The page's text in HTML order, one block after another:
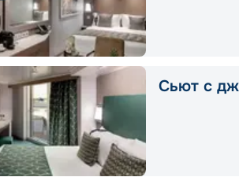
Сьют с